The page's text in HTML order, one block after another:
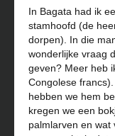
In Bagata had ik
stamhoofd (de
dorpen). In die
wonderlijke vraag
geven? Meer heb
Congolese
hebben we hem
kregen we een
palmlarven en wat